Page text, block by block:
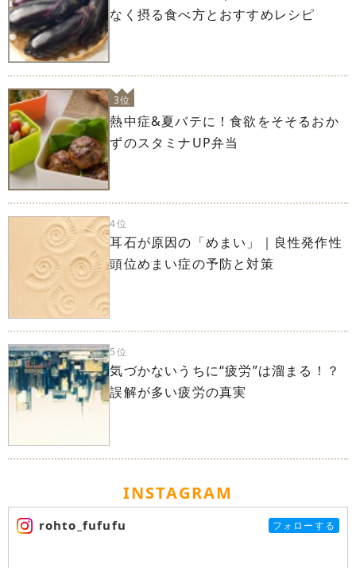
なく摂る食べ方とおすすめレシピ
3位
熱中症&夏バテに！食欲をそそるおか
ずのスタミナUP弁当
4位
耳石が原因の「めまい」｜良性発作性
頭位めまい症の予防と対策
5位
気づかないうちに“疲労”は溜まる！？
誤解が多い疲労の真実
INSTAGRAM
rohto_fufufu フォローする